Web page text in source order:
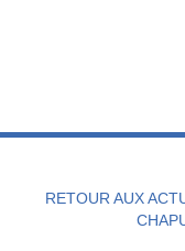
RETOUR AUX